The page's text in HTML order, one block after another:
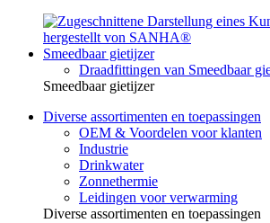
Smeedbaar gietijzer
Draadfittingen van Smeedbaar
Smeedbaar gietijzer
Diverse assortimenten en toepassingen
OEM & Voordelen voor klanten
Industrie
Drinkwater
Zonnethermie
Leidingen voor verwarming
Diverse assortimenten en toepassingen